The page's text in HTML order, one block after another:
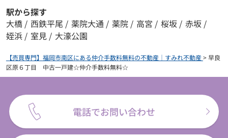
駅から探す
大橋 / 西鉄平尾 / 薬院大通 / 薬院 / 高宮 / 桜坂 / 赤坂 /
姪浜 / 室見 / 大濠公園
【売買専門】福岡市南区にある仲介手数料無料の不動産｜すみれ不動産>早良
区原６丁目 中古一戸建☆仲介手数料無料☆
電話でお問い合わせ